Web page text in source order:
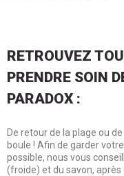
RETROUVEZ
PRENDRE SOIN
PARADOX :
De retour de la plage ou
boule ! Afin de garder
possible, nous vous
(froide) et du savon, après